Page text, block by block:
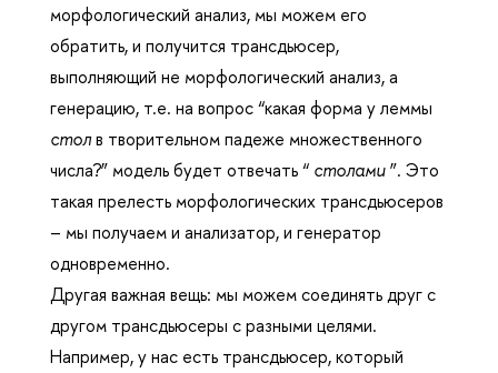
морфологический анализ, мы можем его
обратить, и получится трансдьюсер,
выполняющий не морфологический анализ, а
генерацию, т.е. на вопрос “какая форма у леммы
столв творительном падеже множественного
числа?” модель будет отвечать “ столами”. Это
такая прелесть морфологических трансдьюсеров
– мы получаем и анализатор, и генератор
одновременно.
Другая важная вещь: мы можем соединять друг с
другом трансдьюсеры с разными целями.
Например, у нас есть трансдьюсер, который